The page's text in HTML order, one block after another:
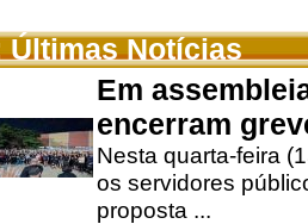
Últimas Notícias
Em
encerram
Nesta quarta-feira
os servidores
proposta ...